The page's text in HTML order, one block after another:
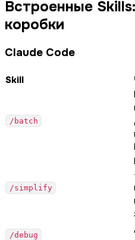
Встроенные
коробки
Claude Code
Skill
/batch
/simplify
/debug